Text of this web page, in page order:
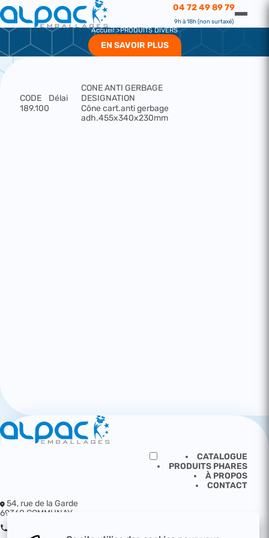
04 72 49 89 79
9h à 18h (non surtaxé)
PRODUITS DIVERS
PRODUITS DIVERS
Accueil PRODUITS DIVERS
EN SAVOIR PLUS
CONE ANTI GERBAGE
CODE
Délai
DESIGNATION
189.100
Cône cart.anti gerbage
adh.455x340x230mm
CATALOGUE
PRODUITS PHARES
À PROPOS
CONTACT
54, rue de la Garde
69360 COMMUNAY